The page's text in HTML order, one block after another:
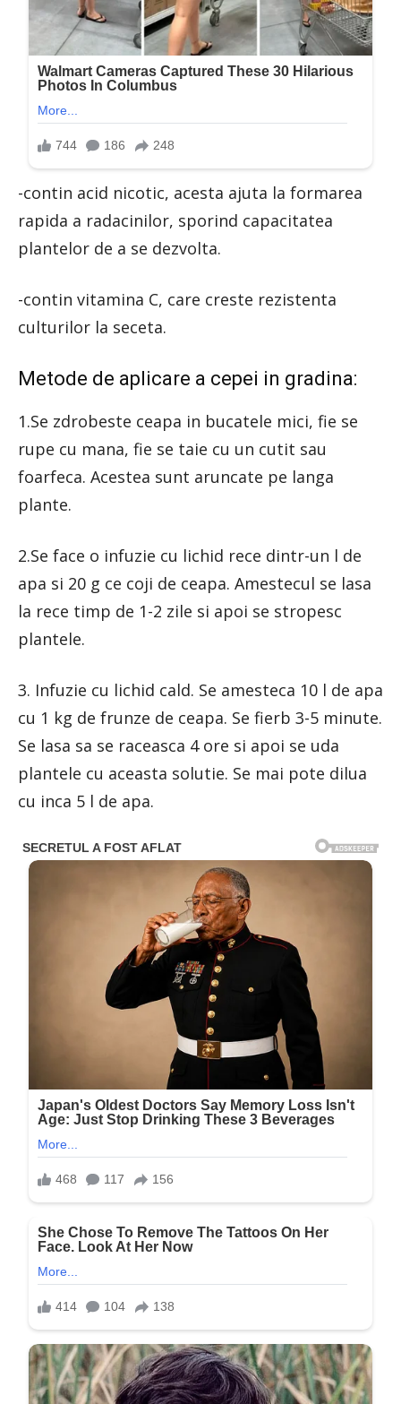
-contin acid nicotic, acesta ajuta la formarea
rapida a radacinilor, sporind capacitatea
plantelor de a se dezvolta.
-contin vitamina C, care creste rezistenta
culturilor la seceta.
Metode de aplicare a cepei in gradina:
1.Se zdrobeste ceapa in bucatele mici, fie se
rupe cu mana, fie se taie cu un cutit sau
foarfeca. Acestea sunt aruncate pe langa
plante.
2.Se face o infuzie cu lichid rece dintr-un l de
apa si 20 g ce coji de ceapa. Amestecul se lasa
la rece timp de 1-2 zile si apoi se stropesc
plantele.
3. Infuzie cu lichid cald. Se amesteca 10 l de apa
cu 1 kg de frunze de ceapa. Se fierb 3-5 minute.
Se lasa sa se raceasca 4 ore si apoi se uda
plantele cu aceasta solutie. Se mai pote dilua
cu inca 5 l de apa.